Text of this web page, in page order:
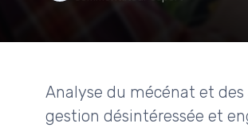
Analyse du mécénat et des
gestion désintéressée et